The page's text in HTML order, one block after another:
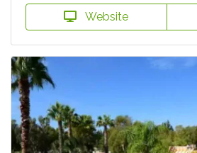
Website